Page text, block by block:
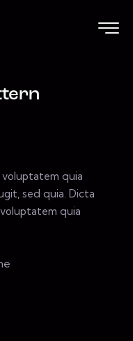
voluptatem quia
sed quia. Dicta
quia